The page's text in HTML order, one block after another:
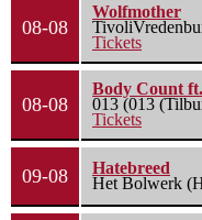
08-08
Wolfmother
Tickets
08-08
Body Count
013 (013
Tickets
09-08
Hatebreed
Het Bolwerk